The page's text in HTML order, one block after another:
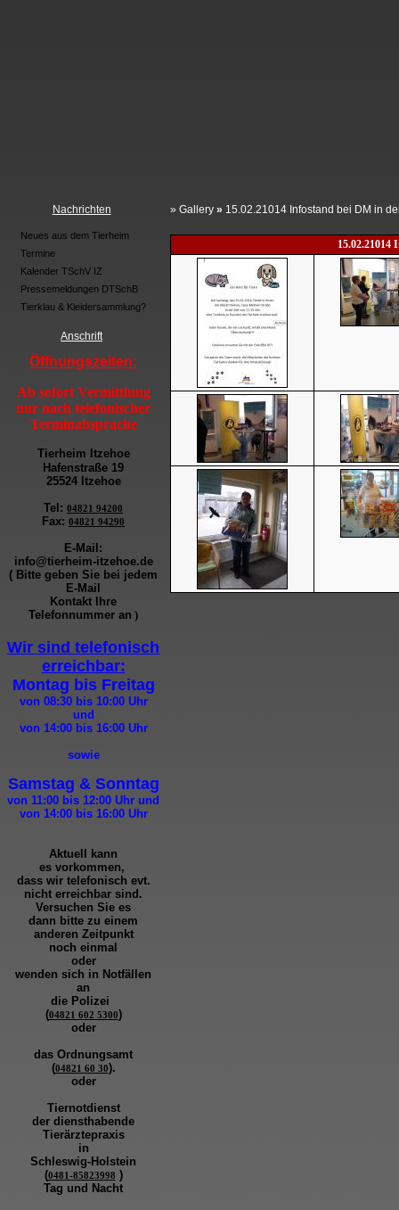
Nachrichten
Neues aus dem Tierheim
Termine
Kalender TSchV IZ
Pressemeldungen DTSchB
Tierklau & Kleidersammlung?
Anschrift
Öffnungszeiten:
Ab sofort Vermittlung
nur nach telefonischer
Terminabsprache
Tierheim Itzehoe
Hafenstraße 19
25524 Itzehoe
Tel : 04821 94200
Fax: 04821 94290
E-Mail:
info@tierheim-itzehoe.de
( Bitte geben Sie bei jedem
E-Mail
Kontakt Ihre
Telefonnummer an )
Wir sind telefonisch
erreichbar:
Montag bis Freitag
von 08:30 bis 10:00Uhr
und
von 14:00 bis 16:00Uhr
sowie
Samstag & Sonntag
von 11:00 bis 12:00 Uhr und
von 14:00 bis 16:00Uhr
Aktuell kann
es vorkommen,
dass wir telefonisch evt.
nicht erreichbar sind.
Versuchen Sie es
dann bitte zu einem
anderen Zeitpunkt
noch einmal
oder
wenden sich in Notfällen
an
die Polizei
(04821 602 5300)
oder
das Ordnungsamt
(04821 60 30).
oder
Tiernotdienst
der diensthabende
Tierärztepraxis
in
Schleswig-Holstein
(0481-85823998 )
Tag und Nacht
» Gallery » 15.02.21014 Infostand bei DM in
15.02.21014